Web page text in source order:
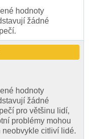
hodnoty
žádné
hodnoty
žádné
pro většinu lidí,
problémy mohou
neobvykle citliví lidé.